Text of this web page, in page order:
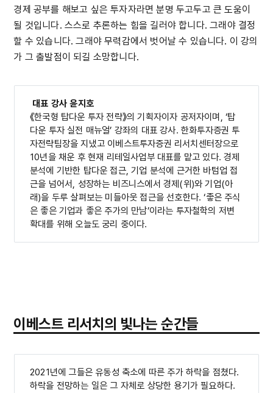
경제 공부를 해보고 싶은 투자자라면 분명 두고두고 큰 도움이
될 것입니다. 스스로 추론하는 힘을 길러야 합니다. 그래야 결정
할 수 있습니다. 그래야 무력감에서 벗어날 수 있습니다. 이 강의
가 그 출발점이 되길 소망합니다.
대표 강사 윤지호
《한국형 탑다운 투자 전략》의 기획자이자 공저자이며, ‘탑
다운 투자 실전 매뉴얼’ 강좌의 대표 강사. 한화투자증권 투
자전략팀장을 지냈고 이베스트투자증권 리서치센터장으로
10년을 채운 후 현재 리테일사업부 대표를 맡고 있다. 경제
분석에 기반한 탑다운 접근, 기업 분석에 근거한 바텀업 접
근을 넘어서, 성장하는 비즈니스에서 경제(위)와 기업(아
래)을 두루 살펴보는 미들아웃 접근을 선호한다. ‘좋은 주식
은 좋은 기업과 좋은 주가의 만남’이라는 투자철학의 저변
확대를 위해 오늘도 궁리 중이다.
이베스트 리서치의 빛나는 순간들
2021년에 그들은 유동성 축소에 따른 주가 하락을 점쳤다.
하락을 전망하는 일은 그 자체로 상당한 용기가 필요하다.